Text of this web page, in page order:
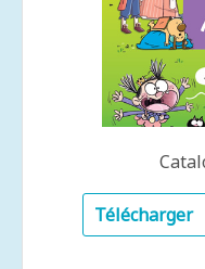
Télécharger